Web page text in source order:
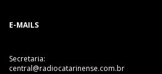
E-MAILS
Secretaria:
central@radiocatarinense.com.br